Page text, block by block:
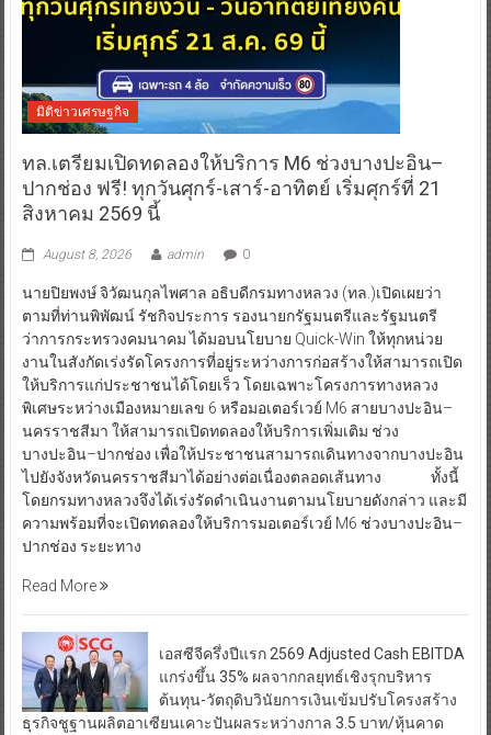
มิติข่าวเศรษฐกิจ
ทล.เตรียมเปิดทดลองให้บริการ M6 ช่วงบางปะอิน–
ปากช่อง ฟรี! ทุกวันศุกร์-เสาร์-อาทิตย์ เริ่มศุกร์ที่ 21
สิงหาคม 2569 นี้
August 8, 2026 admin 0
นายปิยพงษ์ จิวัฒนกุลไพศาล อธิบดีกรมทางหลวง (ทล.)เปิดเผยว่า
ตามที่ท่านพิพัฒน์ รัชกิจประการ รองนายกรัฐมนตรีและรัฐมนตรี
ว่าการกระทรวงคมนาคม ได้มอบนโยบาย Quick-Win ให้ทุกหน่วย
งานในสังกัดเร่งรัดโครงการที่อยู่ระหว่างการก่อสร้างให้สามารถเปิด
ให้บริการแก่ประชาชนได้โดยเร็ว โดยเฉพาะโครงการทางหลวง
พิเศษระหว่างเมืองหมายเลข 6 หรือมอเตอร์เวย์ M6 สายบางปะอิน–
นครราชสีมา ให้สามารถเปิดทดลองให้บริการเพิ่มเติม ช่วง
บางปะอิน–ปากช่อง เพื่อให้ประชาชนสามารถเดินทางจากบางปะอิน
ไปยังจังหวัดนครราชสีมาได้อย่างต่อเนื่องตลอดเส้นทาง ทั้งนี้
โดยกรมทางหลวงจึงได้เร่งรัดดำเนินงานตามนโยบายดังกล่าว และมี
ความพร้อมที่จะเปิดทดลองให้บริการมอเตอร์เวย์ M6 ช่วงบางปะอิน–
ปากช่อง ระยะทาง
Read More
เอสซีจีครึ่งปีแรก 2569 Adjusted Cash EBITDA
แกร่งขึ้น 35% ผลจากกลยุทธ์เชิงรุกบริหาร
ต้นทุน-วัตถุดิบวินัยการเงินเข้มปรับโครงสร้าง
ธุรกิจชูฐานผลิตอาเซียนเคาะปันผลระหว่างกาล 3.5 บาท/หุ้นคาด